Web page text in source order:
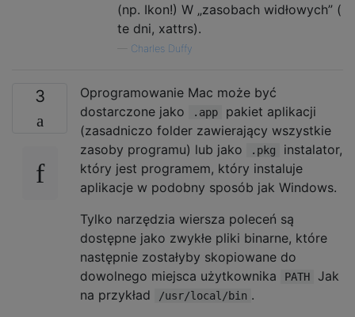
(np. Ikon!) W „zasobach widłowych” (
te dni, xattrs).
Charles Duffy
3
Oprogramowanie Mac może być
dostarczone jako
.app
pakiet aplikacji
(zasadniczo folder zawierający wszystkie
zasoby programu) lub jako
.pkg
instalator,
który jest programem, który instaluje
aplikacje w podobny sposób jak Windows.
Tylko narzędzia wiersza poleceń są
dostępne jako zwykłe pliki binarne, które
następnie zostałyby skopiowane do
dowolnego miejsca użytkownika
PATH
Jak
na przykład
/usr/local/bin .